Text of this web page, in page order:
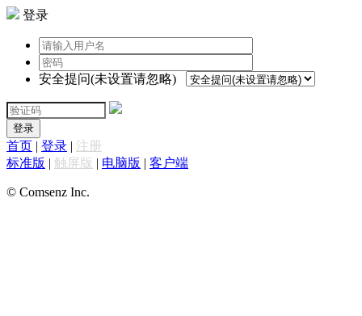
登录
安全提问(未设置请忽略)
登录
首页 | 登录 | 注册
标准版 | 触屏版 | 电脑版 | 客户端
© Comsenz Inc.